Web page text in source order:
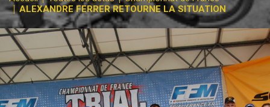
ALEXANDRE FERRER RETOURNE LA SITUATION